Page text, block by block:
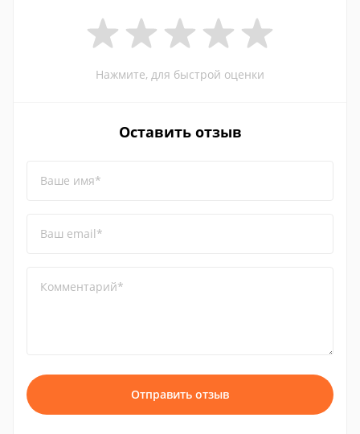
Нажмите, для быстрой оценки
Оставить отзыв
Ваше имя*
Ваш email*
Комментарий*
Отправить отзыв